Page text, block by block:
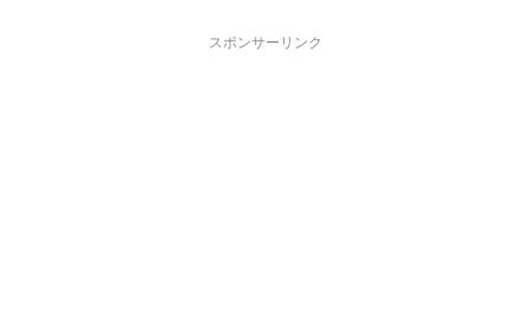
スポンサーリンク